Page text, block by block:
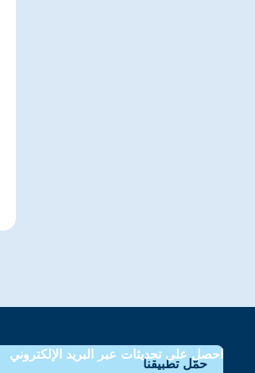
حمّل تطبيقنا
احصل على تحديثات عبر البريد الإلكتروني